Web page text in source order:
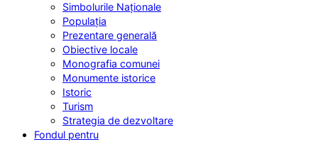
Simbolurile Naționale
Populația
Prezentare generală
Obiective locale
Monografia comunei
Monumente istorice
Istoric
Turism
Strategia de dezvoltare
Fondul pentru